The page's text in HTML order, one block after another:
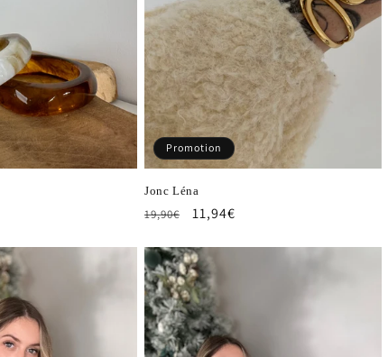
Promotion
Jonc Léna
Prix
19,90€
Prix
11,94€